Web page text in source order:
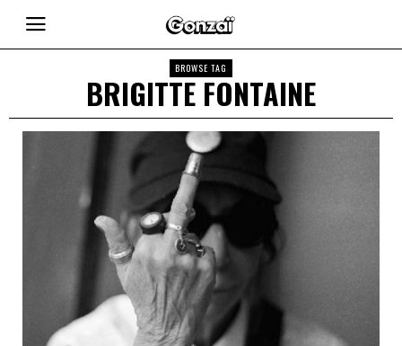
BROWSE TAG
BRIGITTE FONTAINE